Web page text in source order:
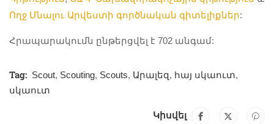
#lions
#lions
#lions
#lions
Ողջ Մնալու Արվեստի գործնական գիտելիքներ:
Հրապարակումն ընթերցվել է 702 անգամ:
Tag: Scout, Scouting, Scouts, Արալեզ, հայ սկաուտ,
սկաուտ
Կիսվել